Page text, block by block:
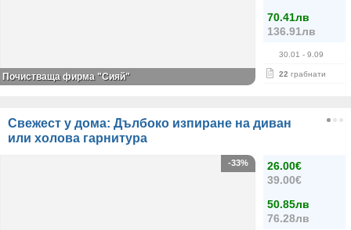
70.41лв
136.91лв
30.01 - 9.09
22 грабнати
Почистваща фирма "Сияй"
Свежест у дома: Дълбоко изпиране на диван
или холова гарнитура
26.00€
39.00€
50.85лв
76.28лв
-33%